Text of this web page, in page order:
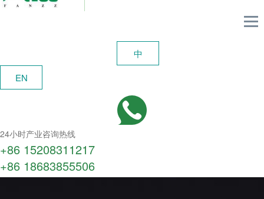
中
EN
24小时产业咨询热线
+86 15208311217​
+86 18683855506